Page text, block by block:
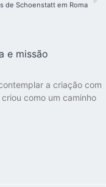
de Schoenstatt em Roma
e missão
a criação com
como um caminho